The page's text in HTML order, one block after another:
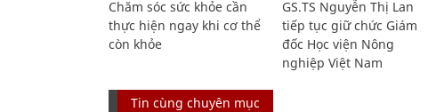
Chăm sóc sức khỏe cần
thực hiện ngay khi cơ thể
còn khỏe
GS.TS Nguyễn Thị Lan
tiếp tục giữ chức Giám
đốc Học viện Nông
nghiệp Việt Nam
Tin cùng chuyên mục